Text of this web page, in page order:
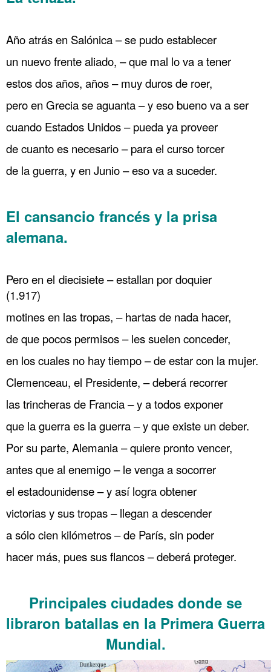
Año atrás en Salónica – se pudo establecer
un nuevo frente aliado, – que mal lo va a tener
estos dos años, años – muy duros de roer,
pero en Grecia se aguanta – y eso bueno va a ser
cuando Estados Unidos – pueda ya proveer
de cuanto es necesario – para el curso torcer
de la guerra, y en Junio – eso va a suceder.
El cansancio francés y la prisa
alemana.
Pero en el diecisiete – estallan por doquier
(1.917)
motines en las tropas, – hartas de nada hacer,
de que pocos permisos – les suelen conceder,
en los cuales no hay tiempo – de estar con la mujer.
Clemenceau, el Presidente, – deberá recorrer
las trincheras de Francia – y a todos exponer
que la guerra es la guerra – y que existe un deber.
Por su parte, Alemania – quiere pronto vencer,
antes que al enemigo – le venga a socorrer
el estadounidense – y así logra obtener
victorias y sus tropas – llegan a descender
a sólo cien kilómetros – de París, sin poder
hacer más, pues sus flancos – deberá proteger.
Principales ciudades donde se
libraron batallas en la Primera Guerra
Mundial.